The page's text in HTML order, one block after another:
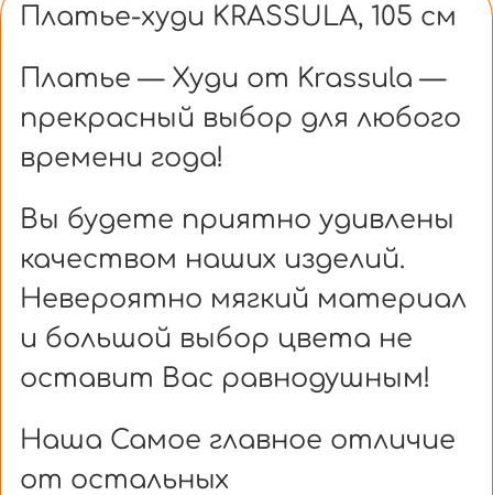
Платье-худи KRASSULA, 105 см
Платье — Худи от Krassula —
прекрасный выбор для любого
времени года!
Вы будете приятно удивлены
качеством наших изделий.
Невероятно мягкий материал
и большой выбор цвета не
оставит Вас равнодушным!
Наша Самое главное отличие
от остальных